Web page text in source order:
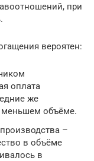
при
вероятен:
оплата
же
объёме.
–
в объёме
в